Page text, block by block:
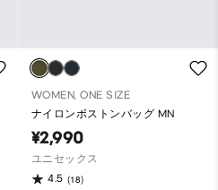
WOMEN, ONE SIZE
ナイロンボストンバッグ MN
¥2,990
ユニセックス
4.5 (18)